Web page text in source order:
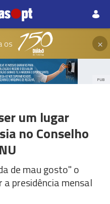
os ×
PUB
um lugar
no Conselho
de mau gosto" o
presidência mensal